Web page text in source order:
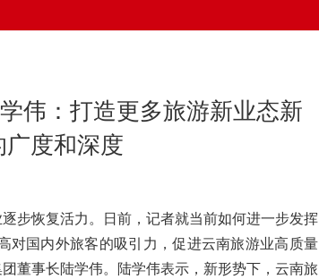
伟：打造更多旅游新业态新
度和深度
步恢复活力。日前，记者就当前如何进一步发挥
对国内外旅客的吸引力，促进云南旅游业高质量
董事长陆学伟。陆学伟表示，新形势下，云南旅